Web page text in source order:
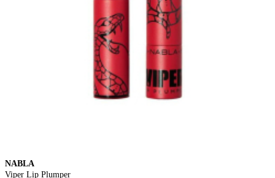
NABLA
Viper Lip Plumper